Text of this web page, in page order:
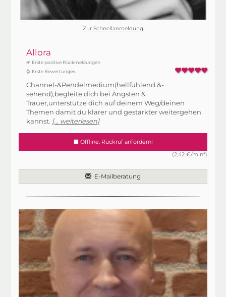
Zur Schnellanmeldung
Allora
🌱 Erste positive Rückmeldungen
👍 Erste Bewertungen
Channel-&Pendelmedium(hellfühlend &-
sehend),begleite dich bei Ängsten &
Trauer,unterstütze dich auf deinem Weg/deinen
Themen damit du klarer und gestärkter weitergehen
kannst. [... weiterlesen]
Offline. Rückruf anfordern!
(2,42 €/min*)
E-Mailberatung